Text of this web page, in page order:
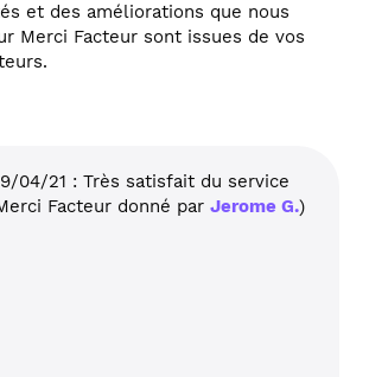
et des améliorations que nous
Merci Facteur sont issues de vos
29/04/21 : Très satisfait du service
Facteur donné par Jerome G.)